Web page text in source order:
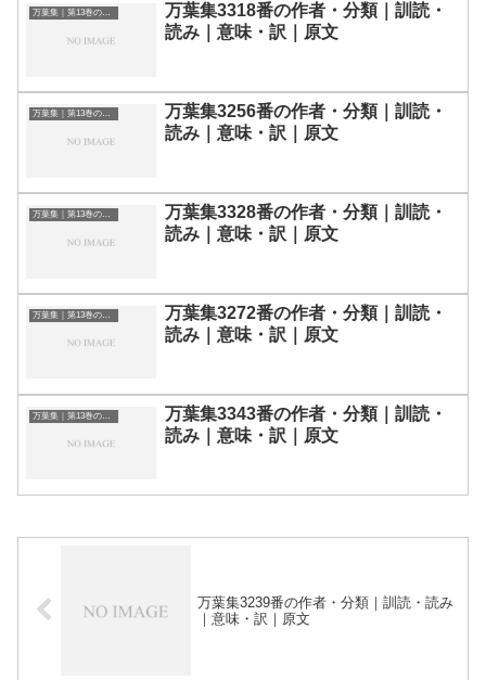
万葉集｜第13巻の和歌一覧
万葉集3318番の作者・分類｜訓読・
読み｜意味・訳｜原文
万葉集｜第13巻の和歌一覧
万葉集3256番の作者・分類｜訓読・
読み｜意味・訳｜原文
万葉集｜第13巻の和歌一覧
万葉集3328番の作者・分類｜訓読・
読み｜意味・訳｜原文
万葉集｜第13巻の和歌一覧
万葉集3272番の作者・分類｜訓読・
読み｜意味・訳｜原文
万葉集｜第13巻の和歌一覧
万葉集3343番の作者・分類｜訓読・
読み｜意味・訳｜原文
万葉集3239番の作者・分類｜訓読・読み
｜意味・訳｜原文